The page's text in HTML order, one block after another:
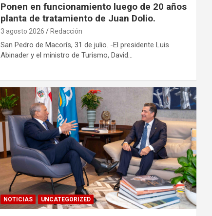
Ponen en funcionamiento luego de 20 años
planta de tratamiento de Juan Dolio.
3 agosto 2026 Redacción
San Pedro de Macorís, 31 de julio. -El presidente Luis
Abinader y el ministro de Turismo, David…
NOTICIAS UNCATEGORIZED